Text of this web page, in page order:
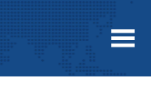
Toggle Menu